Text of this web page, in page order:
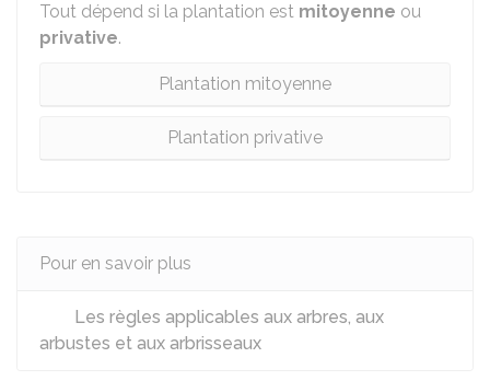
Tout dépend si la plantation est mitoyenne ou
privative.
Plantation mitoyenne
Plantation privative
Pour en savoir plus
Les règles applicables aux arbres, aux
arbustes et aux arbrisseaux